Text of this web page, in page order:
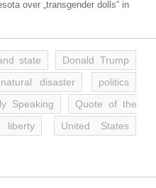
over „transgender dolls“ in
state
Donald Trump
natural disaster
politics
Speaking
Quote of the
liberty
United States